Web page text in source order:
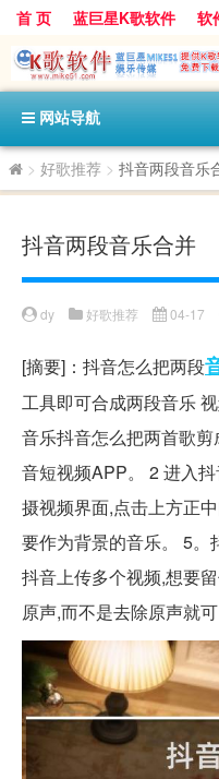
首 页 蓝巨星K歌软件 软
网站导航
> 好歌推荐 > 抖音两段音乐
抖音两段音乐合并
dy 好歌推荐 04-17
[摘要]：抖音怎么把两段
工具即可合成两段音乐
音乐抖音怎么把两首歌
音短视频APP。 2 进入
摄视频界面,点击上方正
要作为背景的音乐。 5。
抖音上传多个视频,想要
原声,而不是去除原声就可